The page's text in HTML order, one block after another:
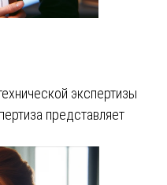
экспертизы
представляет